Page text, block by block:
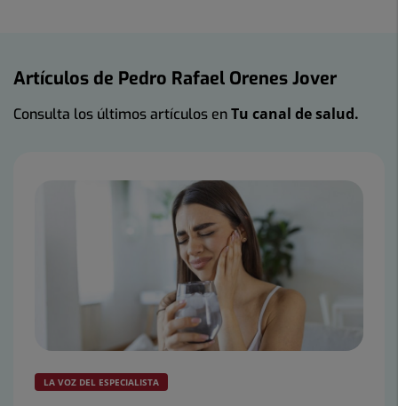
Artículos de Pedro Rafael Orenes Jover
Consulta los últimos artículos enTu canal de salud.
LA VOZ DEL ESPECIALISTA